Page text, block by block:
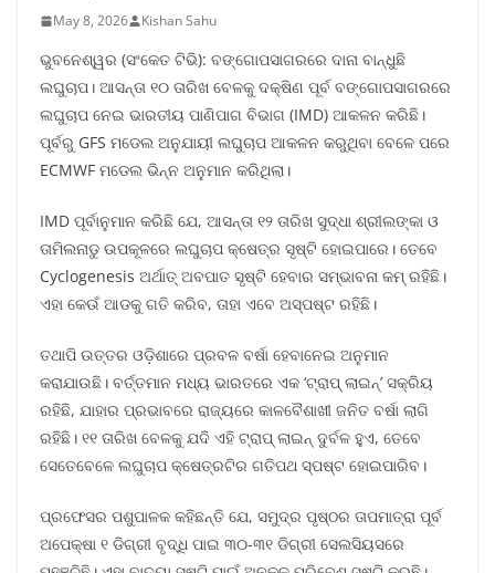
May 8, 2026 Kishan Sahu
ଭୁବନେଶ୍ୱର (ସଂକେତ ଟିଭି): ବଙ୍ଗୋପସାଗରରେ ଦାନା ବାନ୍ଧୁଛି
ଲଘୁଚାପ। ଆସନ୍ତା ୧୦ ତାରିଖ ବେଳକୁ ଦକ୍ଷିଣ ପୂର୍ବ ବଙ୍ଗୋପସାଗରରେ
ଲଘୁଚାପ ନେଇ ଭାରତୀୟ ପାଣିପାଗ ବିଭାଗ (IMD) ଆକଳନ କରିଛି।
ପୂର୍ବରୁ GFS ମଡେଲ ଅନୁଯାୟୀ ଲଘୁଚାପ ଆକଳନ କରୁଥିବା ବେଳେ ପରେ
ECMWF ମଡେଲ ଭିନ୍ନ ଅନୁମାନ କରିଥିଲା।
IMD ପୂର୍ବାନୁମାନ କରିଛି ଯେ, ଆସନ୍ତା ୧୨ ତାରିଖ ସୁଦ୍ଧା ଶ୍ରୀଲଙ୍କା ଓ
ତାମିଲନାଡୁ ଉପକୂଳରେ ଲଘୁଚାପ କ୍ଷେତ୍ର ସୃଷ୍ଟି ହୋଇପାରେ। ତେବେ
Cyclogenesis ଅର୍ଥାତ୍ ଅବପାତ ସୃଷ୍ଟି ହେବାର ସମ୍ଭାବନା କମ୍ ରହିଛି।
ଏହା କେଉଁ ଆଡକୁ ଗତି କରିବ, ତାହା ଏବେ ଅସ୍ପଷ୍ଟ ରହିଛି।
ତଥାପି ଉତ୍ତର ଓଡ଼ିଶାରେ ପ୍ରବଳ ବର୍ଷା ହେବାନେଇ ଅନୁମାନ
କରାଯାଉଛି। ବର୍ତ୍ତମାନ ମଧ୍ୟ ଭାରତରେ ଏକ ‘ଟ୍ରାପ୍ ଲାଇନ୍’ ସକ୍ରିୟ
ରହିଛି, ଯାହାର ପ୍ରଭାବରେ ରାଜ୍ୟରେ କାଳବୈଶାଖୀ ଜନିତ ବର୍ଷା ଲାଗି
ରହିଛି। ୧୧ ତାରିଖ ବେଳକୁ ଯଦି ଏହି ଟ୍ରାପ୍ ଲାଇନ୍ ଦୁର୍ବଳ ହୁଏ, ତେବେ
ସେତେବେଳେ ଲଘୁଚାପ କ୍ଷେତ୍ରଟିର ଗତିପଥ ସ୍ପଷ୍ଟ ହୋଇପାରିବ।
ପ୍ରଫେସର ପଶୁପାଳକ କହିଛନ୍ତି ଯେ, ସମୁଦ୍ର ପୃଷ୍ଠର ତାପମାତ୍ରା ପୂର୍ବ
ଅପେକ୍ଷା ୧ ଡିଗ୍ରୀ ବୃଦ୍ଧି ପାଇ ୩୦-୩୧ ଡିଗ୍ରୀ ସେଲସିୟସରେ